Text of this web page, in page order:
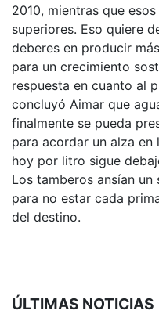
2010, mientras que
superiores. Eso quiere
deberes en producir
para un crecimiento
respuesta en cuanto al
concluyó Aimar que
finalmente se pueda
para acordar un alza
hoy por litro sigue
Los tamberos ansían
para no estar cada
del destino.
ÚLTIMAS NOTICIAS